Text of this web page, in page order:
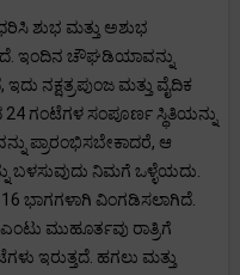
ಶುಭ ಮತ್ತು ಅಶುಭ
ಇಂದಿನ ಚೌಘಡಿಯಾವನ್ನು
ನಕ್ಷತ್ರಪುಂಜ ಮತ್ತು ವೈದಿಕ
ಗಂಟೆಗಳ ಸಂಪೂರ್ಣ ಸ್ಥಿತಿಯನ್ನು
ಪ್ರಾರಂಭಿಸಬೇಕಾದರೆ, ಆ
ನಿಮಗೆ ಒಳ್ಳೆಯದು.
ಭಾಗಗಳಾಗಿ ವಿಂಗಡಿಸಲಾಗಿದೆ.
ಮುಹೂರ್ತವು ರಾತ್ರಿಗೆ
ಇರುತ್ತದೆ. ಹಗಲು ಮತ್ತು